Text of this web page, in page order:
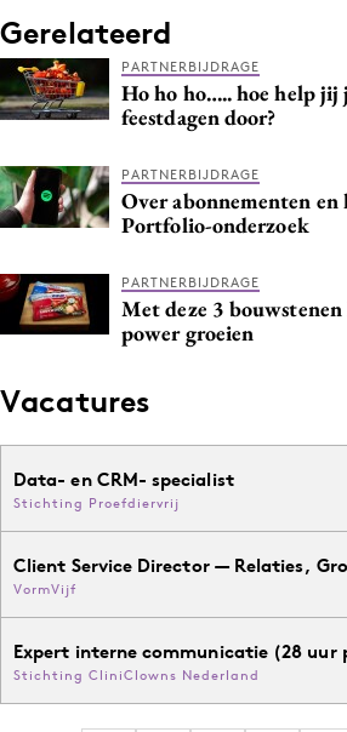
Gerelateerd
PARTNERBIJDRAGE
Ho ho ho….. hoe help jij
feestdagen door?
PARTNERBIJDRAGE
Over abonnementen
Portfolio-onderzoek
PARTNERBIJDRAGE
Met deze 3
power groeien
Vacatures
Data- en CRM- specialist
Stichting Proefdiervrij
Client Service Director — Relaties,
VormVijf
Expert interne communicatie (28 uur
Stichting CliniClowns Nederland